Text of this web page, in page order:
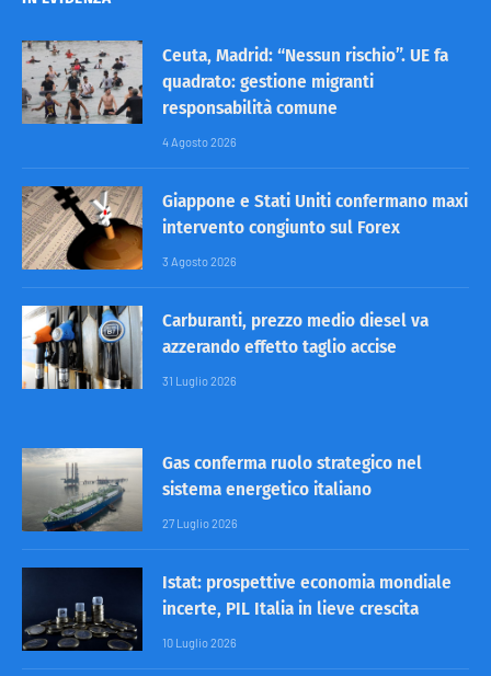
Ceuta, Madrid: “Nessun rischio”. UE fa
quadrato: gestione migranti
responsabilità comune
4 Agosto 2026
Giappone e Stati Uniti confermano maxi
intervento congiunto sul Forex
3 Agosto 2026
Carburanti, prezzo medio diesel va
azzerando effetto taglio accise
31 Luglio 2026
Gas conferma ruolo strategico nel
sistema energetico italiano
27 Luglio 2026
Istat: prospettive economia mondiale
incerte, PIL Italia in lieve crescita
10 Luglio 2026